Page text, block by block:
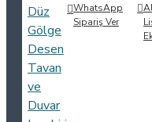
WhatsApp
Sipariş Ver